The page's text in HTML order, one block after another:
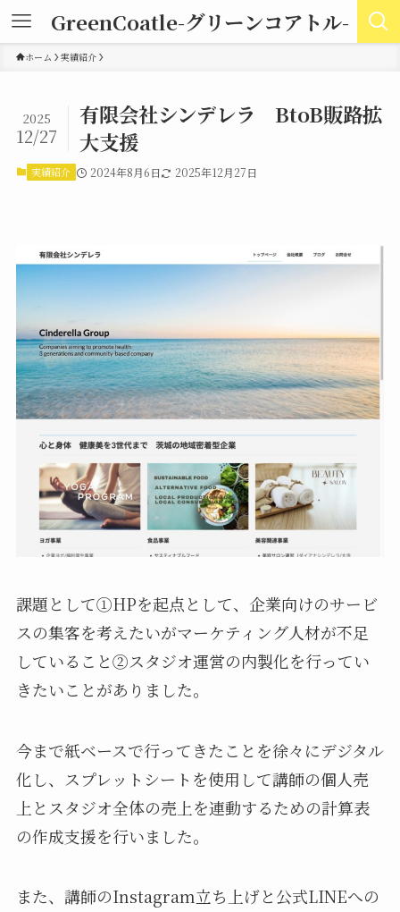
GreenCoatle-グリーンコアトル-
ホーム 実績紹介
有限会社シンデレラ BtoB販路拡
大支援
2025
12/27
実績紹介 2024年8月6日 2025年12月27日
課題として①HPを起点として、企業向けのサービ
スの集客を考えたいがマーケティング人材が不足
していること②スタジオ運営の内製化を行ってい
きたいことがありました。
今まで紙ベースで行ってきたことを徐々にデジタル
化し、スプレットシートを使用して講師の個人売
上とスタジオ全体の売上を連動するための計算表
の作成支援を行いました。
また、講師のInstagram立ち上げと公式LINEへの